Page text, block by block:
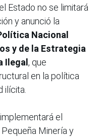
Estado no se limitará
y anunció la
Nacional
y de la Estrategia
Ilegal , que
en la política
ilícita.
el
Minería y